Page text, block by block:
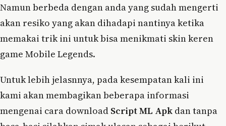
Namun berbeda dengan anda yang sudah mengerti
akan resiko yang akan dihadapi nantinya ketika
memakai trik ini untuk bisa menikmati skin keren
game Mobile Legends.
Untuk lebih jelasnnya, pada kesempatan kali ini
kami akan membagikan beberapa informasi
mengenai cara download Script ML Apk dan tanpa